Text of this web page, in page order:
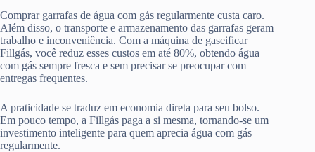
Comprar garrafas de água com gás regularmente custa caro.
Além disso, o transporte e armazenamento das garrafas geram
trabalho e inconveniência. Com a máquina de gaseificar
Fillgás, você reduz esses custos em até 80%, obtendo água
com gás sempre fresca e sem precisar se preocupar com
entregas frequentes.
A praticidade se traduz em economia direta para seu bolso.
Em pouco tempo, a Fillgás paga a si mesma, tornando-se um
investimento inteligente para quem aprecia água com gás
regularmente.